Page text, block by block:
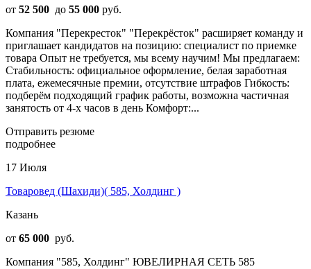
от 52 500 до 55 000 руб.
Компания "Перекресток" "Перекрёсток" расширяет команду и
приглашает кандидатов на позицию: специалист по приемке
товара Опыт не требуется, мы всему научим! Мы предлагаем:
Стабильность: официальное оформление, белая заработная
плата, ежемесячные премии, отсутствие штрафов Гибкость:
подберём подходящий график работы, возможна частичная
занятость от 4-х часов в день Комфорт:...
Отправить резюме
подробнее
17 Июля
Товаровед (Шахиди)( 585, Холдинг )
Казань
от 65 000 руб.
Компания "585, Холдинг" ЮВЕЛИРНАЯ СЕТЬ 585